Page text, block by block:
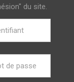
du site.